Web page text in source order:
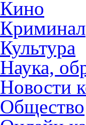
Кино
Криминал
Культура
Наука,
Новости
Общество